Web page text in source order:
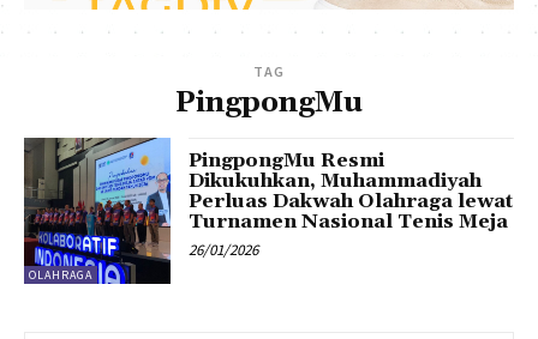
TAG
PingpongMu
OLAHRAGA
PingpongMu Resmi
Dikukuhkan, Muhammadiyah
Perluas Dakwah Olahraga lewat
Turnamen Nasional Tenis Meja
26/01/2026